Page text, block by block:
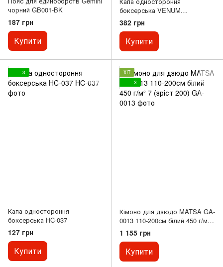
чорний GB001-BK
187 грн
Купити
боксерська VENUM
PREDATOR HC-035 Чорний/
Білий
382 грн
Купити
3
Капа одностороння
боксерська HC-037
127 грн
Купити
ХІТ
3
Кімоно для дзюдо MATSA GA-
0013 110-200см білий 450 г/м² 7
(зріст 200)
1 155 грн
Купити